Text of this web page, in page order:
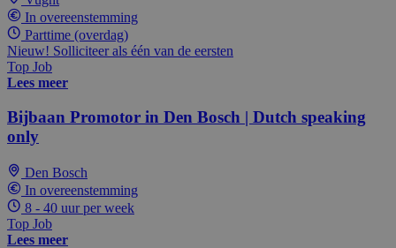
In overeenstemming
Parttime (overdag)
Nieuw! Solliciteer als één van de eersten
Top Job
Lees meer
Bijbaan Promotor in Den Bosch | Dutch speaking
only
Den Bosch
In overeenstemming
8 - 40 uur per week
Top Job
Lees meer